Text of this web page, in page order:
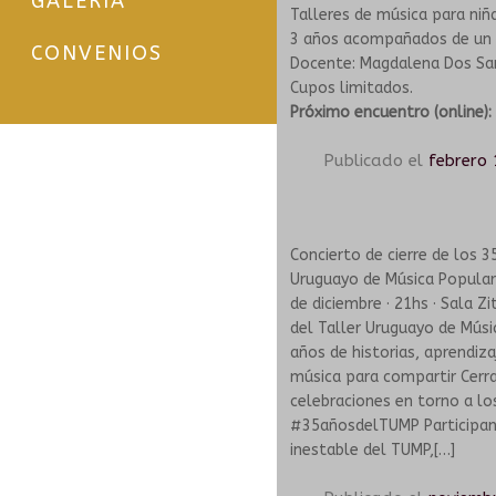
CONVENIOS
Talleres de música para
3 años acompañados de
Docente: Magdalena Dos
Cupos limitados.
Próximo encuentro
Publicado el febrero
Concierto de cierre de los
Uruguayo de Música
de diciembre · 21hs · Sala
del Taller Uruguayo de
años de historias,
música para compartir
celebraciones en torno a
#35añosdelTUMP
inestable del TUMP,[…]